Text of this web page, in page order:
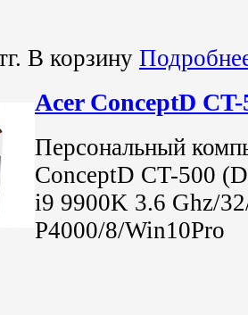
В корзину
Acer ConceptD
Персональный
ConceptD CT-500
i9 9900K 3.6 Ghz/
P4000/8/Win10Pro